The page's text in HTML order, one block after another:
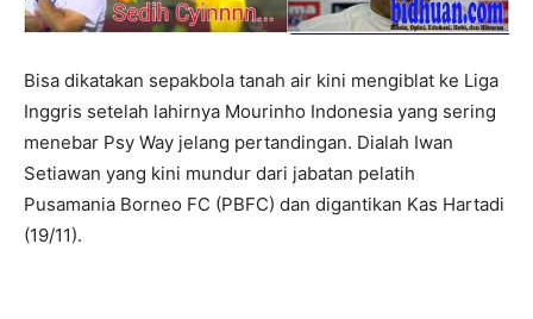
Bisa dikatakan sepakbola tanah air kini mengiblat ke Liga
Inggris setelah lahirnya Mourinho Indonesia yang sering
menebar Psy Way jelang pertandingan. Dialah Iwan
Setiawan yang kini mundur dari jabatan pelatih
Pusamania Borneo FC (PBFC) dan digantikan Kas Hartadi
(19/11).